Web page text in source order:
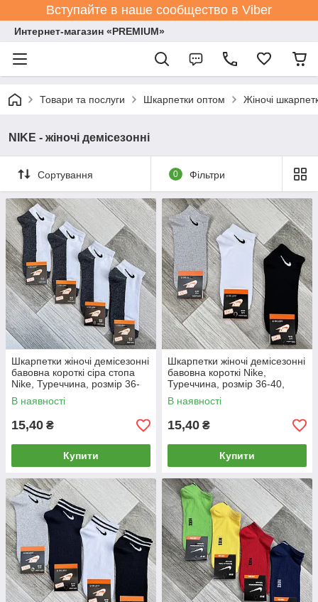
Вступайте в наше сообщество в Viber
Интернет-магазин «PREMIUM»
Товари та послуги Шкарпетки оптом Жіночі
NIKE - жіночі демісезонні
Сортування 0 Фільтри
Шкарпетки жіночі демісезонні
бавовна короткі сіра стопа
Nike, Туреччина, розмір 36-
40, білі, 05105
В наявності
15,40 ₴
Купити
Шкарпетки жіночі демісезонні
бавовна короткі Nike,
Туреччина, розмір 36-40,
асорті, 05104
В наявності
15,40 ₴
Купити